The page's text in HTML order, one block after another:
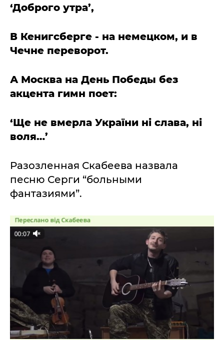
‘Доброго утра’,
В Кенигсберге - на немецком, и в
Чечне переворот.
А Москва на День Победы без
акцента гимн поет:
‘Ще не вмерла України ні слава, ні
воля…’
Разозленная Скабеева назвала
песню Серги “больными
фантазиями”.